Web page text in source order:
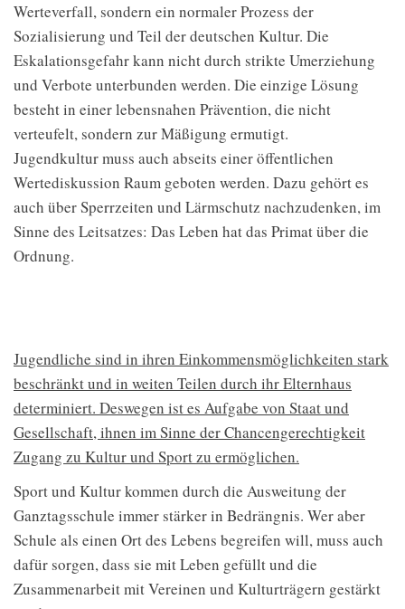
Werteverfall, sondern ein normaler Prozess der
Sozialisierung und Teil der deutschen Kultur. Die
Eskalationsgefahr kann nicht durch strikte Umerziehung
und Verbote unterbunden werden. Die einzige Lösung
besteht in einer lebensnahen Prävention, die nicht
verteufelt, sondern zur Mäßigung ermutigt.
Jugendkultur muss auch abseits einer öffentlichen
Wertediskussion Raum geboten werden. Dazu gehört es
auch über Sperrzeiten und Lärmschutz nachzudenken, im
Sinne des Leitsatzes: Das Leben hat das Primat über die
Ordnung.
Jugendliche sind in ihren Einkommensmöglichkeiten stark
beschränkt und in weiten Teilen durch ihr Elternhaus
determiniert. Deswegen ist es Aufgabe von Staat und
Gesellschaft, ihnen im Sinne der Chancengerechtigkeit
Zugang zu Kultur und Sport zu ermöglichen.
Sport und Kultur kommen durch die Ausweitung der
Ganztagsschule immer stärker in Bedrängnis. Wer aber
Schule als einen Ort des Lebens begreifen will, muss auch
dafür sorgen, dass sie mit Leben gefüllt und die
Zusammenarbeit mit Vereinen und Kulturträgern gestärkt